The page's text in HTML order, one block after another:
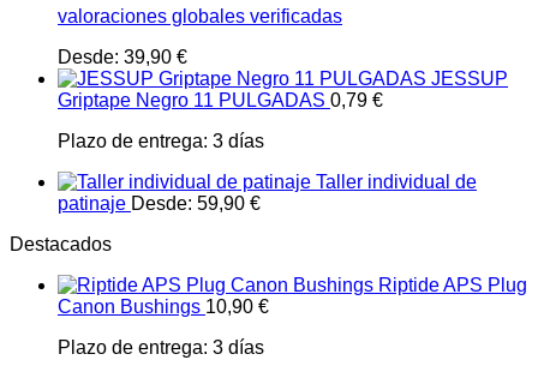
valoraciones globales verificadas
Desde: 39,90 €
JESSUP
Griptape Negro 11 PULGADAS 0,79 €
Plazo de entrega: 3 días
Taller individual de
patinaje Desde: 59,90 €
Destacados
Riptide APS Plug
Canon Bushings 10,90 €
Plazo de entrega: 3 días